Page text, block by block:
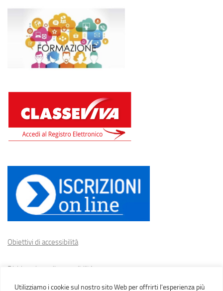
Utilizziamo i cookie sul nostro sito Web per offrirti l'esperienza più
Obiettivi di accessibilità
Dichiarazione di accessibilità